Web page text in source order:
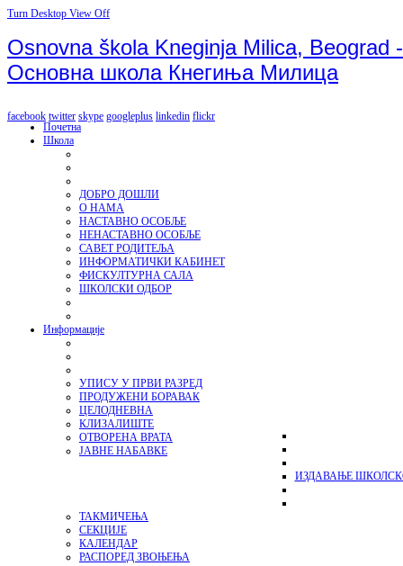
Turn Desktop View Off
Osnovna škola Kneginja Milica, Beograd -
Основна школа Кнегиња Милица
facebook twitter skype googleplus linkedin flickr
Почетна
Школа
ДОБРО ДОШЛИ
О НАМА
НАСТАВНО ОСОБЉЕ
НЕНАСТАВНО ОСОБЉЕ
САВЕТ РОДИТЕЉА
ИНФОРМАТИЧКИ КАБИНЕТ
ФИСКУЛТУРНА САЛА
ШКОЛСКИ ОДБОР
Информације
УПИСУ У ПРВИ РАЗРЕД
ПРОДУЖЕНИ БОРАВАК
ЦЕЛОДНЕВНА
КЛИЗАЛИШТЕ
ОТВОРЕНА ВРАТА
ЈАВНЕ НАБАВКЕ
ИЗДАВАЊЕ
ТАКМИЧЕЊА
СЕКЦИЈЕ
КАЛЕНДАР
РАСПОРЕД ЗВОЊЕЊА